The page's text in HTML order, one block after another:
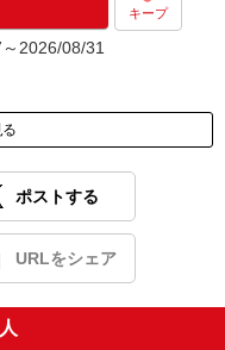
キープ
2026/08/31
ポストする
URLをシェア